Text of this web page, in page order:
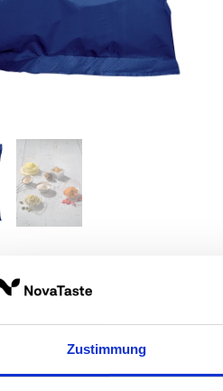
Zustimmung